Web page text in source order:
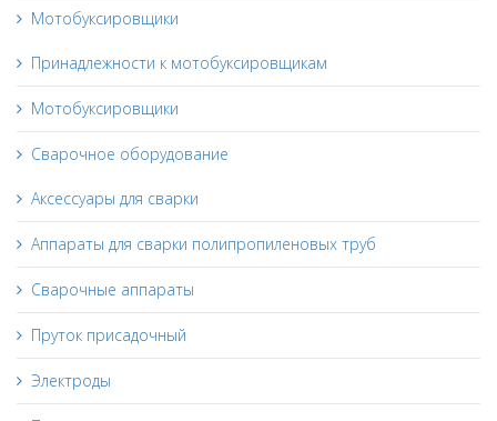
Мотобуксировщики
Принадлежности к мотобуксировщикам
Мотобуксировщики
Сварочное оборудование
Аксессуары для сварки
Аппараты для сварки полипропиленовых труб
Сварочные аппараты
Пруток присадочный
Электроды